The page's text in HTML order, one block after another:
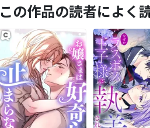
この作品の読者によく